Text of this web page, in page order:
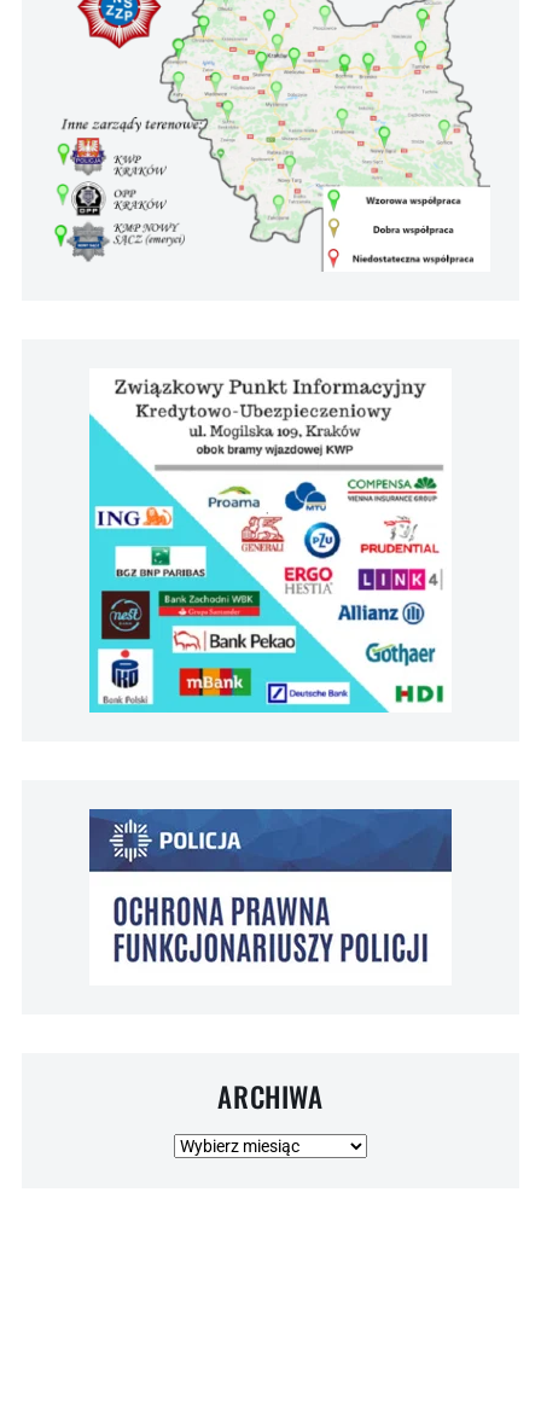
ARCHIWA
Archiwa